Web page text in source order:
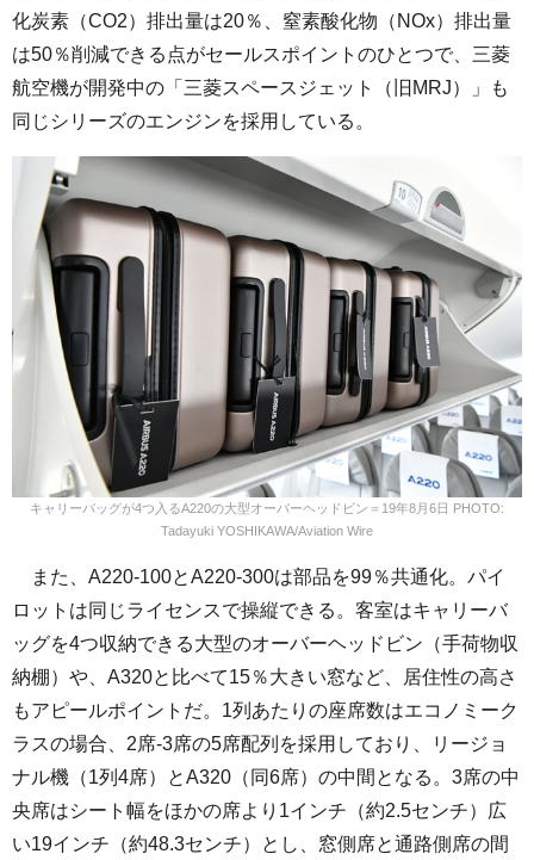
化炭素（CO2）排出量は20％、窒素酸化物（NOx）排出量
は50％削減できる点がセールスポイントのひとつで、三菱
航空機が開発中の「三菱スペースジェット（旧MRJ）」も
同じシリーズのエンジンを採用している。
キャリーバッグが4つ入るA220の大型オーバーヘッドビン＝19年8月6日 PHOTO:
Tadayuki YOSHIKAWA/Aviation Wire
また、A220-100とA220-300は部品を99％共通化。パイ
ロットは同じライセンスで操縦できる。客室はキャリーバ
ッグを4つ収納できる大型のオーバーヘッドビン（手荷物収
納棚）や、A320と比べて15％大きい窓など、居住性の高さ
もアピールポイントだ。1列あたりの座席数はエコノミーク
ラスの場合、2席-3席の5席配列を採用しており、リージョ
ナル機（1列4席）とA320（同6席）の中間となる。3席の中
央席はシート幅をほかの席より1インチ（約2.5センチ）広
い19インチ（約48.3センチ）とし、窓側席と通路側席の間